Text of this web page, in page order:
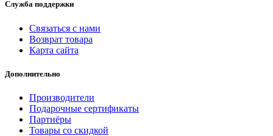
Служба поддержки
Связаться с нами
Возврат товара
Карта сайта
Дополнительно
Производители
Подарочные сертификаты
Партнёры
Товары со скидкой